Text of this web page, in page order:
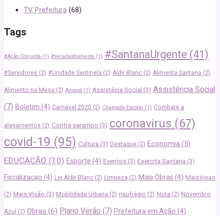
TV Prefeitura (68)
Tags
#Ação Conjunta (1) #recadastramento (1) #SantanaUrgente (41)
#Servidores (2) #Unidade Sentinela (2) Aldir Blanc (2) Alimenta Santana (2)
Alimento na Mesa (2) Amapá (1) Assistêcia Social (3) Assistência Social
(7) Boletim (4) Carnaval 2020 (2) Chamada Escolar (1) Combate a
alagamentos (2) Contra sarampo (3) coronavirus (67)
covid-19 (95) Cultura (3) Destaque (2) Economia (5)
EDUCAÇÃO (10) Esporte (4) Eventos (3) Exercita Santana (3)
Fiscalizacao (4) Lei Aldir Blanc (2) Limpeza (2) Mais Obras (4) MaisVisao
(2) Mais Visão (3) Mobilidade Urbana (2) naufrágio (2) Nota (2) Novembro
Azul (2) Obras (6) Plano Verão (7) Prefeitura em Ação (4)